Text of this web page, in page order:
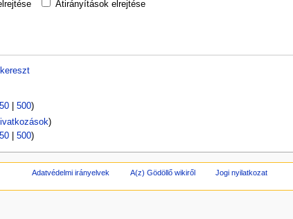
Átirányítások elrejtése
kereszt
| 500)
)
| 500)
Adatvédelmi irányelvek A(z) Gödöllő wikiről Jogi nyilatkozat